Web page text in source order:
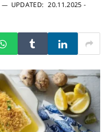
UPDATED: 20.11.2025 -